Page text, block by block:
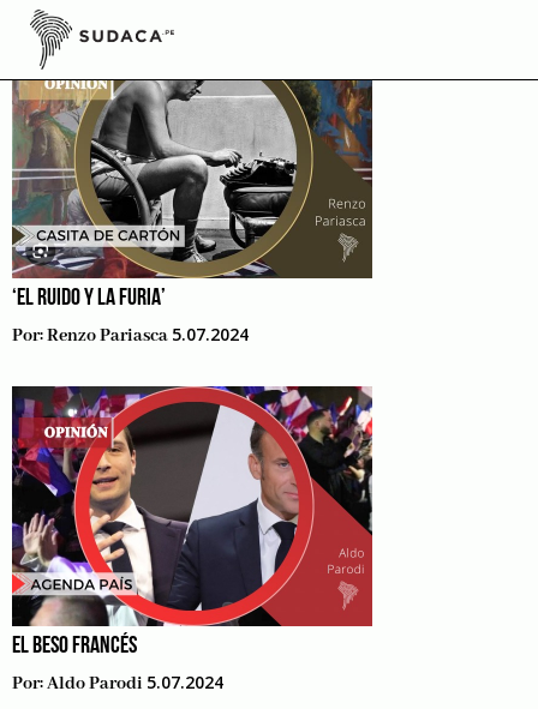
Skip
content
‘EL RUIDO Y LA FURIA’
Por:Renzo Pariasca 5.07.2024
EL BESO FRANCÉS
Por:Aldo Parodi 5.07.2024